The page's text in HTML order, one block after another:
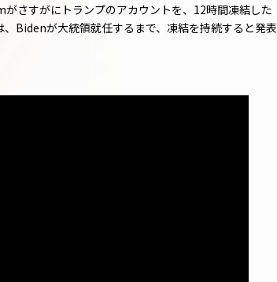
さすがにトランプのアカウントを、12時間凍結した
Bidenが大統領就任するまで、凍結を持続すると発表